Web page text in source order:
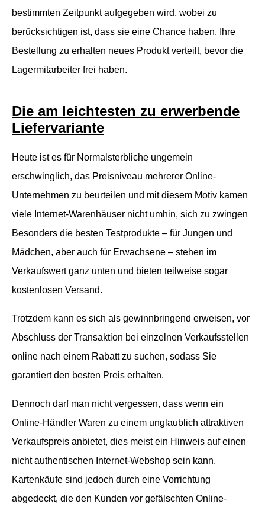
bestimmten Zeitpunkt aufgegeben wird, wobei zu
berücksichtigen ist, dass sie eine Chance haben, Ihre
Bestellung zu erhalten neues Produkt verteilt, bevor die
Lagermitarbeiter frei haben.
Die am leichtesten zu erwerbende
Liefervariante
Heute ist es für Normalsterbliche ungemein
erschwinglich, das Preisniveau mehrerer Online-
Unternehmen zu beurteilen und mit diesem Motiv kamen
viele Internet-Warenhäuser nicht umhin, sich zu zwingen
Besonders die besten Testprodukte – für Jungen und
Mädchen, aber auch für Erwachsene – stehen im
Verkaufswert ganz unten und bieten teilweise sogar
kostenlosen Versand.
Trotzdem kann es sich als gewinnbringend erweisen, vor
Abschluss der Transaktion bei einzelnen Verkaufsstellen
online nach einem Rabatt zu suchen, sodass Sie
garantiert den besten Preis erhalten.
Dennoch darf man nicht vergessen, dass wenn ein
Online-Händler Waren zu einem unglaublich attraktiven
Verkaufspreis anbietet, dies meist ein Hinweis auf einen
nicht authentischen Internet-Webshop sein kann.
Kartenkäufe sind jedoch durch eine Vorrichtung
abgedeckt, die den Kunden vor gefälschten Online-